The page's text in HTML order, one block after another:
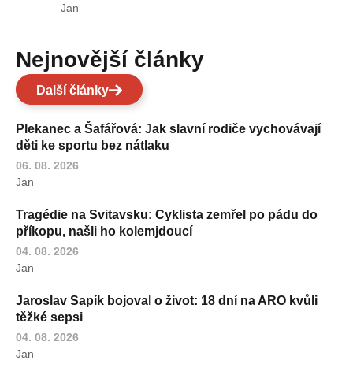
Jan
Nejnovější články
Další články
Plekanec a Šafářová: Jak slavní rodiče vychovávají
děti ke sportu bez nátlaku
06. 08. 2026
Jan
Tragédie na Svitavsku: Cyklista zemřel po pádu do
příkopu, našli ho kolemjdoucí
04. 08. 2026
Jan
Jaroslav Sapík bojoval o život: 18 dní na ARO kvůli
těžké sepsi
04. 08. 2026
Jan